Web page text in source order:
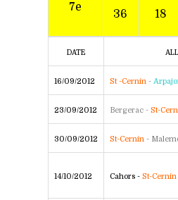
7e
36 18
DATE
16/09/2012 St -Cernin -
23/09/2012 Bergerac - St-
30/09/2012 St-Cernin -
14/10/2012 Cahors - St-Cernin